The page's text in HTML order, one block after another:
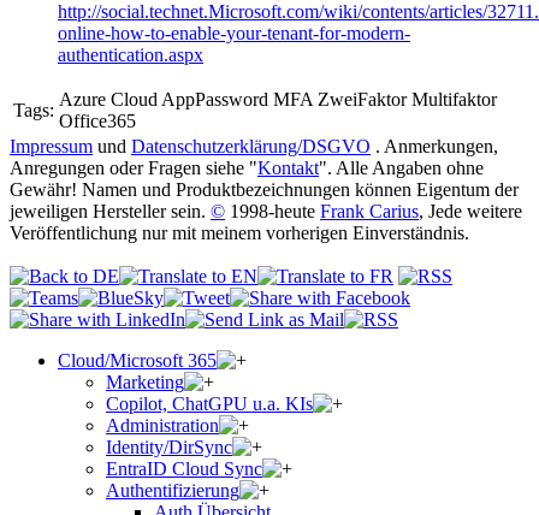
http://social.technet.Microsoft.com/wiki/contents/articles/
online-how-to-enable-your-tenant-for-modern-
authentication.aspx
Tags:
Azure Cloud AppPassword MFA ZweiFaktor Multifaktor
Office365
Impressum und Datenschutzerklärung/DSGVO . Anmerkungen,
Anregungen oder Fragen siehe "Kontakt". Alle Angaben ohne
Gewähr! Namen und Produktbezeichnungen können Eigentum der
jeweiligen Hersteller sein. © 1998-heute Frank Carius, Jede weitere
Veröffentlichung nur mit meinem vorherigen Einverständnis.
Cloud/Microsoft 365
Marketing
Copilot, ChatGPU u.a. KIs
Administration
Identity/DirSync
EntraID Cloud Sync
Authentifizierung